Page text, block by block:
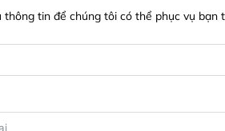
thông tin để chúng tôi có thể phục vụ bạn